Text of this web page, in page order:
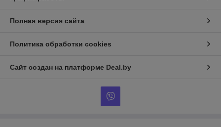
Полная версия сайта
Политика обработки cookies
Сайт создан на платформе Deal.by